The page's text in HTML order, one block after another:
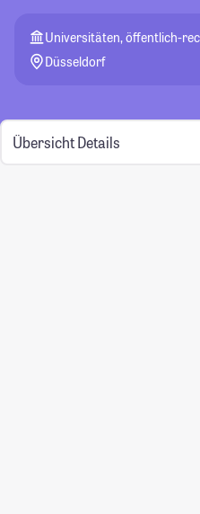
Universitäten, öffentlich-
Düsseldorf
Übersicht Details